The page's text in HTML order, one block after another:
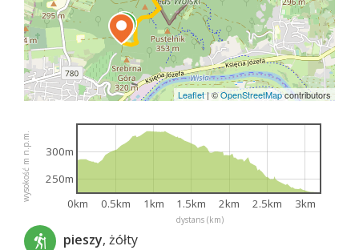
Leaflet |©OpenStreetMapcontributors
dystans (km)
wysokość m n.p.m.
0km 0.5km 1km 1.5km 2km 2.5km 3km
250m
300m
pieszy, żółty